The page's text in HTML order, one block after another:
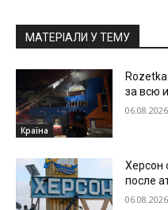
МАТЕРІАЛИ У ТЕМУ
Країна
за всю
06.08.2026
Херсон
после
06.08.2026